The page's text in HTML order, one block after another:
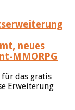
neues
MMORPG
für das gratis
Erweiterung